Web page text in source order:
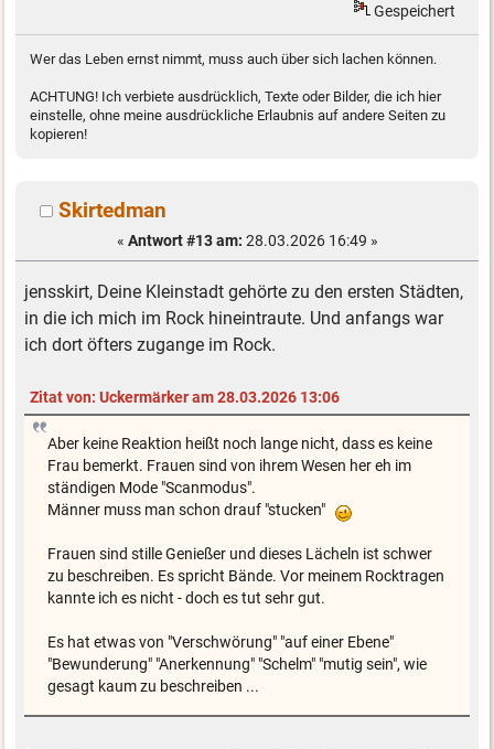
Gespeichert
Wer das Leben ernst nimmt, muss auch über sich lachen können.
ACHTUNG! Ich verbiete ausdrücklich, Texte oder Bilder, die ich hier
einstelle, ohne meine ausdrückliche Erlaubnis auf andere Seiten zu
kopieren!
Skirtedman
« Antwort #13 am: 28.03.2026 16:49 »
jensskirt, Deine Kleinstadt gehörte zu den ersten Städten,
in die ich mich im Rock hineintraute. Und anfangs war
ich dort öfters zugange im Rock.
Zitat von: Uckermärker am 28.03.2026 13:06
Aber keine Reaktion heißt noch lange nicht, dass es keine
Frau bemerkt. Frauen sind von ihrem Wesen her eh im
ständigen Mode "Scanmodus".
Männer muss man schon drauf "stucken"
Frauen sind stille Genießer und dieses Lächeln ist schwer
zu beschreiben. Es spricht Bände. Vor meinem Rocktragen
kannte ich es nicht - doch es tut sehr gut.
Es hat etwas von "Verschwörung" "auf einer Ebene"
"Bewunderung" "Anerkennung" "Schelm" "mutig sein", wie
gesagt kaum zu beschreiben ...